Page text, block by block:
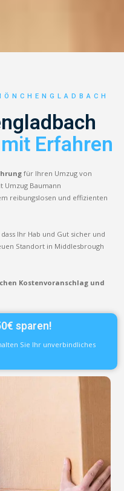
mit Erfahren
für Ihren Umzug von
Umzug Baumann
reibungslosen und effizienten
Ihr Hab und Gut sicher und
Standort in Middlesbrough
Kostenvoranschlag und
sparen!
Sie Ihr unverbindliches